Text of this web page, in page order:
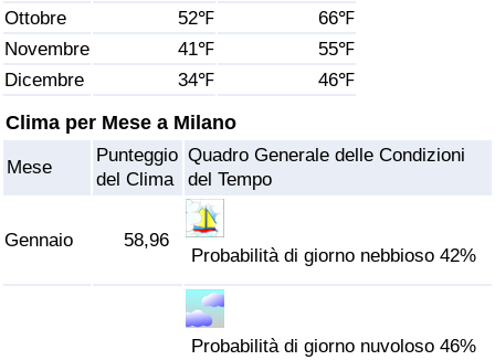
Ottobre
52℉
66℉
Novembre
41℉
55℉
Dicembre
34℉ 46℉
Clima per Mese a Milano
Mese
Punteggio
del Clima
Quadro Generale delle Condizioni
del Tempo
Gennaio 58,96
Probabilità di giorno nebbioso 42%
Probabilità di giorno nuvoloso 46%
Assistenza Sanitaria
Indice dell’Assistenza Sanitaria (Corrente)
Indice dell’Assistenza Sanitaria per
Indice dell’Inquinamento (Corrente)